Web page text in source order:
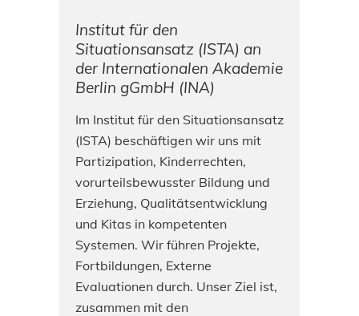
Institut für den
Situationsansatz (ISTA) an
der Internationalen Akademie
Berlin gGmbH (INA)
Im Institut für den Situationsansatz
(ISTA) beschäftigen wir uns mit
Partizipation, Kinderrechten,
vorurteilsbewusster Bildung und
Erziehung, Qualitätsentwicklung
und Kitas in kompetenten
Systemen. Wir führen Projekte,
Fortbildungen, Externe
Evaluationen durch. Unser Ziel ist,
zusammen mit den